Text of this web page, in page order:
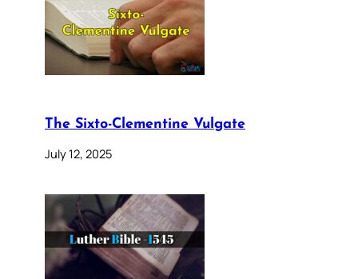
The Sixto-Clementine Vulgate
July 12, 2025